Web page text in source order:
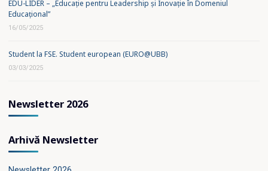
EDU-LIDER – „Educație pentru Leadership și Inovație în Domeniul
Educațional”
16/05/2025
Student la FSE. Student european (EURO@UBB)
03/03/2025
Newsletter 2026
Arhivă Newsletter